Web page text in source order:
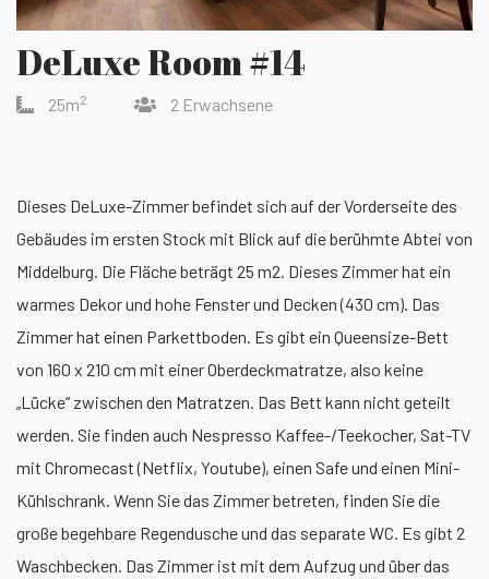
DeLuxe Room #14
25m2 2 Erwachsene
Dieses DeLuxe-Zimmer befindet sich auf der Vorderseite des
Gebäudes im ersten Stock mit Blick auf die berühmte Abtei von
Middelburg. Die Fläche beträgt 25 m2. Dieses Zimmer hat ein
warmes Dekor und hohe Fenster und Decken (430 cm). Das
Zimmer hat einen Parkettboden. Es gibt ein Queensize-Bett
von 160 x 210 cm mit einer Oberdeckmatratze, also keine
„Lücke“ zwischen den Matratzen. Das Bett kann nicht geteilt
werden. Sie finden auch Nespresso Kaffee-/Teekocher, Sat-TV
mit Chromecast (Netflix, Youtube), einen Safe und einen Mini-
Kühlschrank. Wenn Sie das Zimmer betreten, finden Sie die
große begehbare Regendusche und das separate WC. Es gibt 2
Waschbecken. Das Zimmer ist mit dem Aufzug und über das